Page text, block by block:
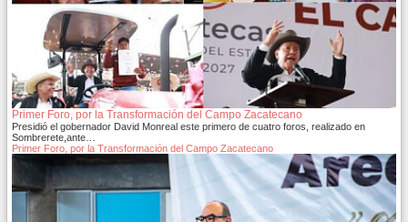
Primer Foro, por la Transformación del Campo Zacatecano
Presidió el gobernador David Monreal este primero de cuatro foros, realizado en
Sombrerete,ante…
Primer Foro, por la Transformación del Campo Zacatecano